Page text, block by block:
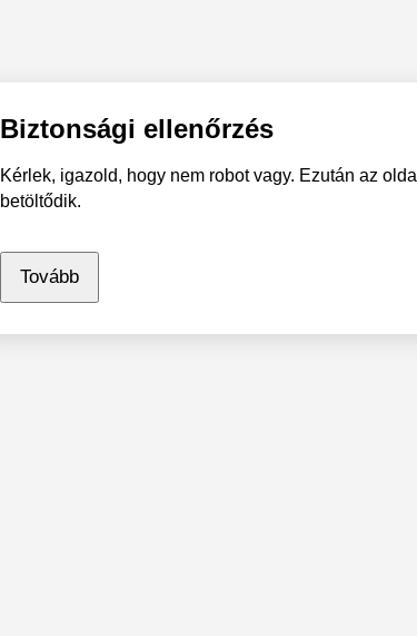
Biztonsági ellenőrzés
Kérlek, igazold, hogy nem robot vagy. Ezután az oldal
betöltődik.
Tovább